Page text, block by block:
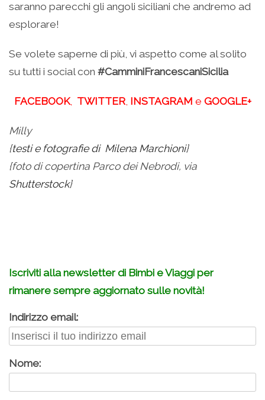
saranno parecchi gli angoli siciliani che andremo ad
esplorare!
Se volete saperne di più, vi aspetto come al solito
su tutti i social con #CamminiFrancescaniSicilia
FACEBOOK, TWITTER, INSTAGRAM e GOOGLE+
Milly
{testi e fotografie di Milena Marchioni}
{foto di copertina Parco dei Nebrodi, via
Shutterstock}
Iscriviti alla newsletter di Bimbi e Viaggi per
rimanere sempre aggiornato sulle novità!
Indirizzo email:
Nome: